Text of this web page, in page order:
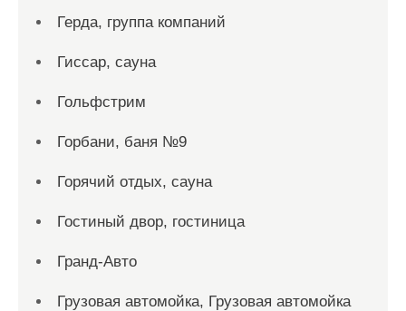
Герда, группа компаний
Гиссар, сауна
Гольфстрим
Горбани, баня №9
Горячий отдых, сауна
Гостиный двор, гостиница
Гранд-Авто
Грузовая автомойка, Грузовая автомойка